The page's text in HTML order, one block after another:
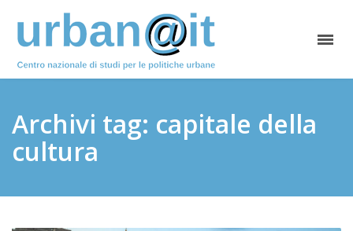
Archivi tag: capitale della
cultura